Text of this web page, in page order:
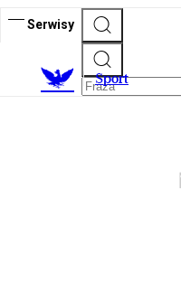
Serwisy
Sport